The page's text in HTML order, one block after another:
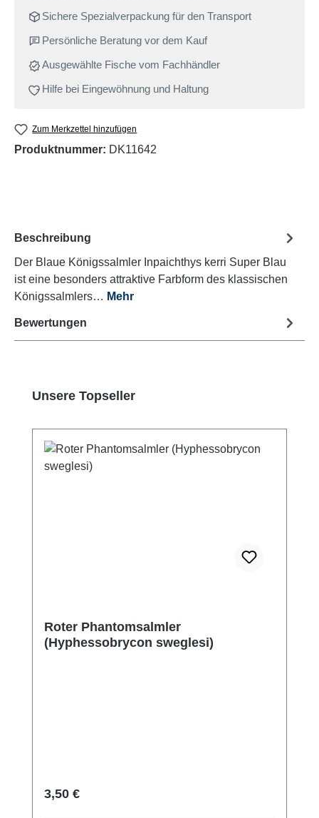
Sichere Spezialverpackung für den Transport
Persönliche Beratung vor dem Kauf
Ausgewählte Fische vom Fachhändler
Hilfe bei Eingewöhnung und Haltung
Zum Merkzettel hinzufügen
Produktnummer: DK11642
Beschreibung
Der Blaue Königssalmler Inpaichthys kerri Super Blau
ist eine besonders attraktive Farbform des klassischen
Königssalmlers… Mehr
Bewertungen
Produktgalerie überspringen
Unsere Topseller
Roter Phantomsalmler
(Hyphessobrycon sweglesi)
Regulärer Preis:
3,50 €